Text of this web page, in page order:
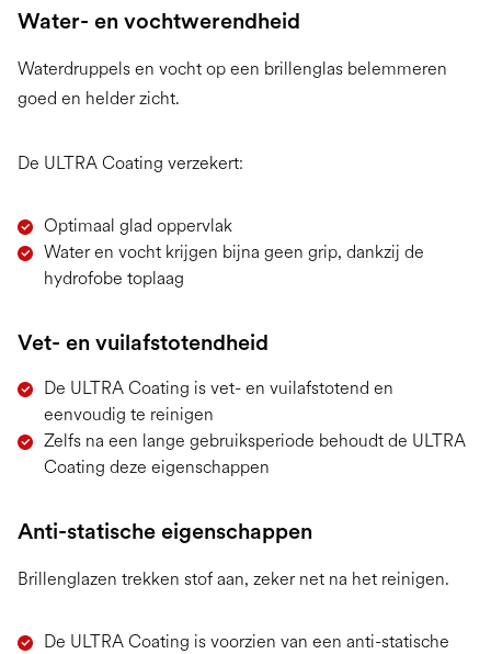
Water- en vochtwerendheid
Waterdruppels en vocht op een brillenglas belemmeren
goed en helder zicht.
De ULTRA Coating verzekert:
Optimaal glad oppervlak
Water en vocht krijgen bijna geen grip, dankzij de
hydrofobe toplaag
Vet- en vuilafstotendheid
De ULTRA Coating is vet- en vuilafstotend en
eenvoudig te reinigen
Zelfs na een lange gebruiksperiode behoudt de ULTRA
Coating deze eigenschappen
Anti-statische eigenschappen
Brillenglazen trekken stof aan, zeker net na het reinigen.
De ULTRA Coating is voorzien van een anti-statische